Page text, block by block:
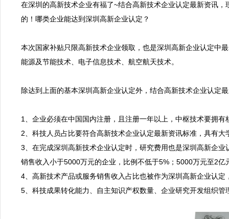
在深圳的高新技术企业有福了~结合高新技术企业认定最新资讯
的！哪类企业能达到深圳高新企业认定？
本次国家补贴只限高新技术企业领取，也是深圳高新企业认定中
能源及节能技术、电子信息技术、航空航天技术。
除达到上面的基本深圳高新企业认定外，结合高新技术企业认定
1、企业必须在中国国内注册，且注册一年以上，中枢技术要拥有
2、科技人员占比要符合高新技术企业认定最新资讯标准，具有
3、在完成深圳高新技术企业认定时，研究费用也是深圳高新企
销售收入小于5000万元的企业，比例不低于5%；5000万元至2
4、高新技术产品或服务销售收入占比也被作为深圳高新企业认
5、科技成果转化能力、自主知识产权数量、企业研究开发组织